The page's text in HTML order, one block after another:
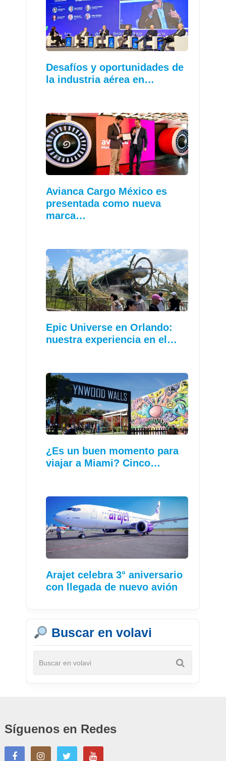
Desafíos y oportunidades de
la industria aérea en…
Avianca Cargo México es
presentada como nueva
marca…
Epic Universe en Orlando:
nuestra experiencia en el…
¿Es un buen momento para
viajar a Miami? Cinco…
Arajet celebra 3° aniversario
con llegada de nuevo avión
Buscar en volavi
Síguenos en Redes